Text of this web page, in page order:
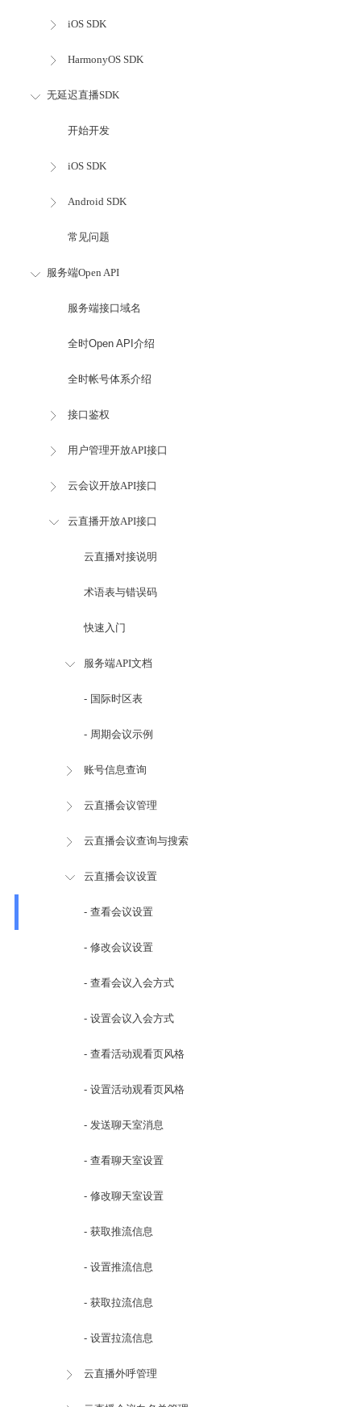
iOS SDK
HarmonyOS SDK
无延迟直播SDK
开始开发
iOS SDK
Android SDK
常见问题
服务端Open API
服务端接口域名
全时Open API介绍
全时帐号体系介绍
接口鉴权
用户管理开放API接口
云会议开放API接口
云直播开放API接口
云直播对接说明
术语表与错误码
快速入门
服务端API文档
- 国际时区表
- 周期会议示例
账号信息查询
云直播会议管理
云直播会议查询与搜索
云直播会议设置
- 查看会议设置
- 修改会议设置
- 查看会议入会方式
- 设置会议入会方式
- 查看活动观看页风格
- 设置活动观看页风格
- 发送聊天室消息
- 查看聊天室设置
- 修改聊天室设置
- 获取推流信息
- 设置推流信息
- 获取拉流信息
- 设置拉流信息
云直播外呼管理